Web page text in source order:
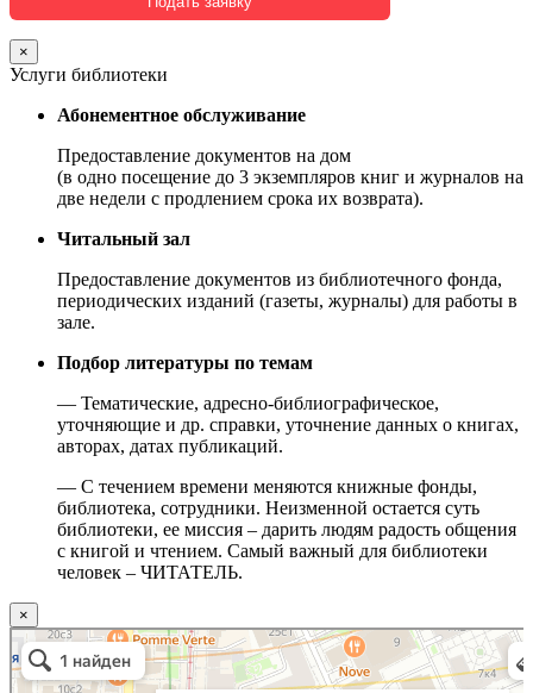
×
Услуги библиотеки
Абонементное обслуживание
Предоставление документов на дом
(в одно посещение до 3 экземпляров книг и журналов на
две недели с продлением срока их возврата).
Читальный зал
Предоставление документов из библиотечного фонда,
периодических изданий (газеты, журналы) для работы в
зале.
Подбор литературы по темам
— Тематические, адресно-библиографическое,
уточняющие и др. справки, уточнение данных о книгах,
авторах, датах публикаций.
— С течением времени меняются книжные фонды,
библиотека, сотрудники. Неизменной остается суть
библиотеки, ее миссия – дарить людям радость общения
с книгой и чтением. Самый важный для библиотеки
человек – ЧИТАТЕЛЬ.
×
Москва
Малый Татарский переулок, 8 на карте Москвы, ближайшее метро Новокузнецкая —
Яндекс.Карты